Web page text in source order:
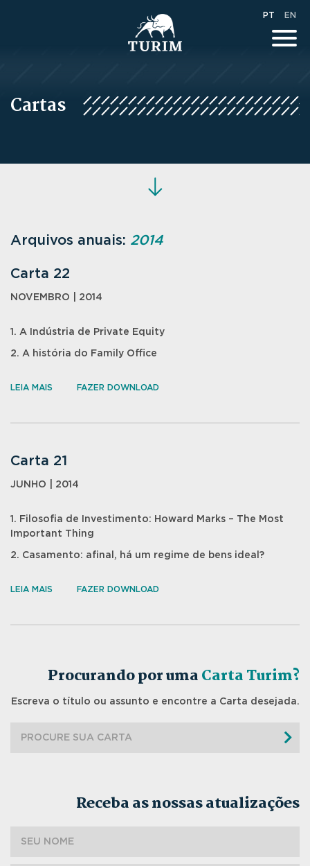
PT EN
Cartas
Arquivos anuais: 2014
Carta 22
NOVEMBRO | 2014
1. A Indústria de Private Equity
2. A história do Family Office
LEIA MAIS FAZER DOWNLOAD
Carta 21
JUNHO | 2014
1. Filosofia de Investimento: Howard Marks – The Most
Important Thing
2. Casamento: afinal, há um regime de bens ideal?
LEIA MAIS FAZER DOWNLOAD
Procurando por umaCarta Turim?
Escreva o título ou assunto e encontre a Carta desejada.
Receba as nossas atualizações